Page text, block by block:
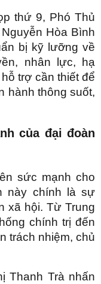
thứ 9, Phó Thủ
Hòa Bình
bị kỹ lưỡng về
nhân lực, hạ
trợ cần thiết để
hành thông suốt,
của đại đoàn
sức mạnh cho
này chính là sự
xã hội. Từ Trung
chính trị đến
trách nhiệm, chủ
Thanh Trà nhấn